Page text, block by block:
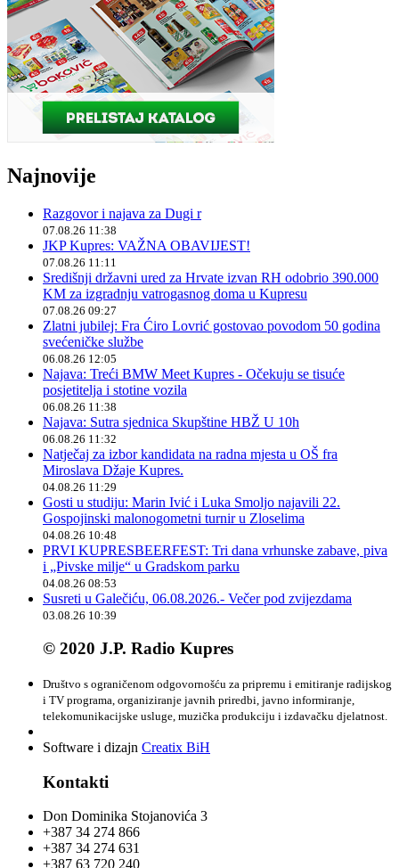
Najnovije
Razgovor i najava za Dugi r
07.08.26 11:38
JKP Kupres: VAŽNA OBAVIJEST!
07.08.26 11:11
Središnji državni ured za Hrvate izvan RH odobrio 390.000
KM za izgradnju vatrogasnog doma u Kupresu
07.08.26 09:27
Zlatni jubilej: Fra Ćiro Lovrić gostovao povodom 50 godina
svećeničke službe
06.08.26 12:05
Najava: Treći BMW Meet Kupres - Očekuju se tisuće
posjetitelja i stotine vozila
06.08.26 11:38
Najava: Sutra sjednica Skupštine HBŽ U 10h
06.08.26 11:32
Natječaj za izbor kandidata na radna mjesta u OŠ fra
Miroslava Džaje Kupres.
04.08.26 11:29
Gosti u studiju: Marin Ivić i Luka Smoljo najavili 22.
Gospojinski malonogometni turnir u Zloselima
04.08.26 10:48
PRVI KUPRESBEERFEST: Tri dana vrhunske zabave, piva
i „Pivske milje“ u Gradskom parku
04.08.26 08:53
Susreti u Galečiću, 06.08.2026.- Večer pod zvijezdama
03.08.26 10:39
© 2020 J.P. Radio Kupres
Društvo s ograničenom odgovornošću za pripremu i emitiranje radijskog
i TV programa, organiziranje javnih priredbi, javno informiranje,
telekomunikacijske usluge, muzička produkciju i izdavačku djelatnost.
Software i dizajn Creatix BiH
Kontakti
Don Dominika Stojanovića 3
+387 34 274 866
+387 34 274 631
+387 63 720 240